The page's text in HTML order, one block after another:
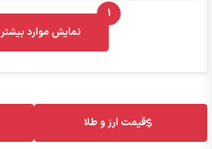
1
UNREAD MESSAGES
نمایش موارد بیشتر
قیمت ارز و طلا